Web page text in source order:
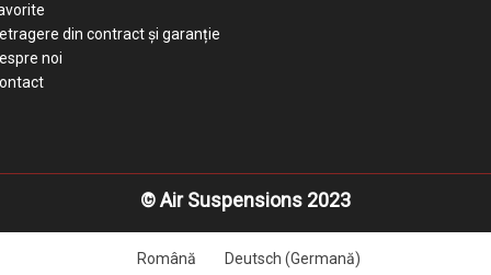
din contract și garanție
noi
© Air Suspensions 2023
Română Deutsch (Germană)